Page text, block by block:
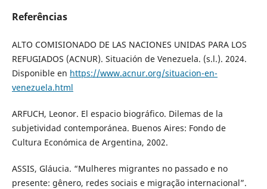
Referências
ALTO COMISIONADO DE LAS NACIONES UNIDAS PARA LOS
REFUGIADOS (ACNUR). Situación de Venezuela. (s.l.). 2024.
Disponible en https://www.acnur.org/situacion-en-
venezuela.html
ARFUCH, Leonor. El espacio biográfico. Dilemas de la
subjetividad contemporánea. Buenos Aires: Fondo de
Cultura Económica de Argentina, 2002.
ASSIS, Gláucia. “Mulheres migrantes no passado e no
presente: gênero, redes sociais e migração internacional”.